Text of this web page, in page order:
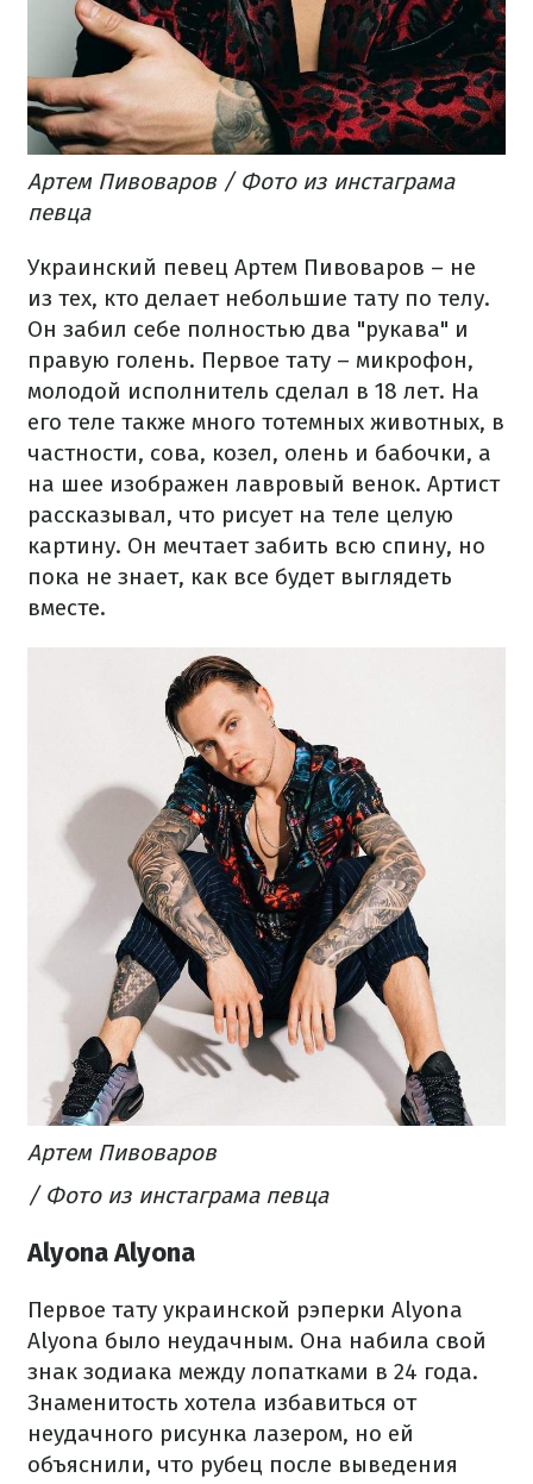
Артем Пивоваров / Фото из инстаграма
певца​
Украинский певец Артем Пивоваров – не
из тех, кто делает небольшие тату по телу.
Он забил себе полностью два "рукава" и
правую голень. Первое тату – микрофон,
молодой исполнитель сделал в 18 лет. На
его теле также много тотемных животных, в
частности, сова, козел, олень и бабочки, а
на шее изображен лавровый венок. Артист
рассказывал, что рисует на теле целую
картину. Он мечтает забить всю спину, но
пока не знает, как все будет выглядеть
вместе.
Артем Пивоваров
/ Фото из инстаграма певца​
Alyona Alyona
Первое тату украинской рэперки Alyona
Alyona было неудачным. Она набила свой
знак зодиака между лопатками в 24 года.
Знаменитость хотела избавиться от
неудачного рисунка лазером, но ей
объяснили, что рубец после выведения